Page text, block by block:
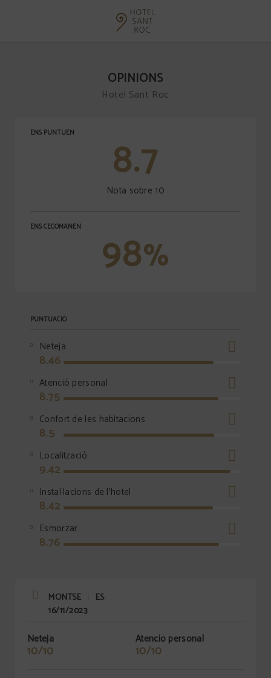
OPINIONS
Hotel Sant Roc
ENS PUNTUEN 8.7
Nota sobre 10
ENS CECOMANEN 98%
PUNTUACIÓ
Neteja
8.46
Atenció personal
8.75
Confort de les habitacions
8.5
Localització
9.42
Instal·lacions de l'hotel
8.42
Esmorzar
8.76
MONTSE
ES
16/11/2023
Neteja
10/10
Atenció personal
10/10